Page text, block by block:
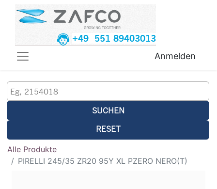
+49 551 89403013
Anmelden
SUCHEN
RESET
Alle Produkte
PIRELLI 245/35 ZR20 95Y XL PZERO NERO(T)